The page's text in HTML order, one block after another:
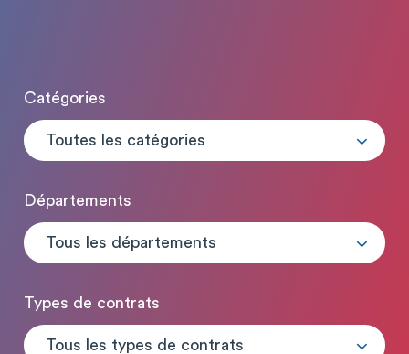
Catégories
Toutes les catégories
Départements
Tous les départements
Types de contrats
Tous les types de contrats